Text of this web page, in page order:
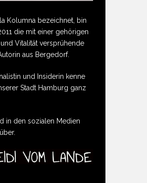
Kolumna bezeichnet, bin
die mit einer gehörigen
Vitalität versprühende
aus Bergedorf.
und Insiderin kenne
Stadt Hamburg ganz
in den sozialen Medien